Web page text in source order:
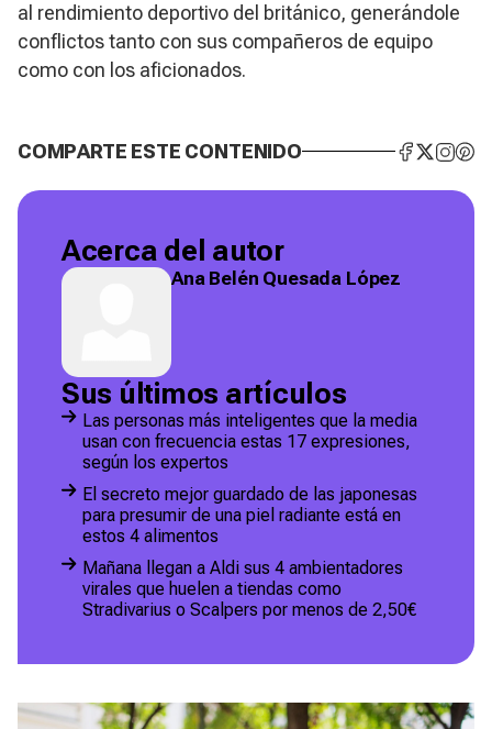
al rendimiento deportivo del británico, generándole
conflictos tanto con sus compañeros de equipo
como con los aficionados.
COMPARTE ESTE CONTENIDO
Acerca del autor
Ana Belén Quesada López
Sus últimos artículos
Las personas más inteligentes que la media
usan con frecuencia estas 17 expresiones,
según los expertos
El secreto mejor guardado de las japonesas
para presumir de una piel radiante está en
estos 4 alimentos
Mañana llegan a Aldi sus 4 ambientadores
virales que huelen a tiendas como
Stradivarius o Scalpers por menos de 2,50€